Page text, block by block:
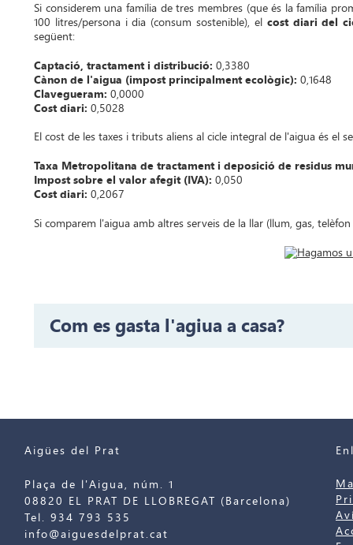
Si considerem una família de tres membres (que és la família
100 litres/persona i dia (consum sostenible), el cost diari del
següent:
Captació, tractament i distribució: 0,3380
Cànon de l'aigua (impost principalment ecològic): 0,1648
Clavegueram: 0,0000
Cost diari: 0,5028
El cost de les taxes i tributs aliens al cicle integral de l'aigua és el
Taxa Metropolitana de tractament i deposició de residus
Impost sobre el valor afegit (IVA): 0,050
Cost diari: 0,2067
Si comparem l'aigua amb altres serveis de la llar (llum, gas,
Com es gasta l'agiua a casa?
Aigües del Prat
Plaça de l'Aigua, núm. 1
08820 EL PRAT DE LLOBREGAT (Barcelona)
Tel. 934 793 535
info@aiguesdelprat.cat